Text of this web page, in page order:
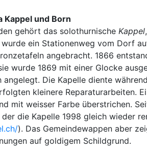
Kappel und Born
gehört das solothurnische Kappel
ein Stationenweg vom Dorf
angebracht. 1866
wurde 1869 mit einer Glocke
angelegt. Die Kapelle diente
kleinere Reparaturarbeiten.
mit weisser Farbe überstrichen.
die Kapelle 1998 gleich wieder
). Das Gemeindewappen aber
auf goldigem Schildgrund.